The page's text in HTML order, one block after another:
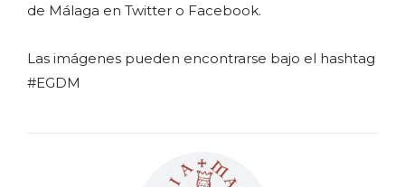
de Málaga en Twitter o Facebook.
Las imágenes pueden encontrarse bajo el hashtag
#EGDM